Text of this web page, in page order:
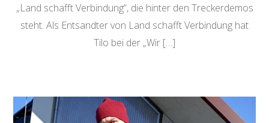
„Land schafft Verbindung“, die hinter den Treckerdemos
steht. Als Entsandter von Land schafft Verbindung hat
Tilo bei der „Wir […]